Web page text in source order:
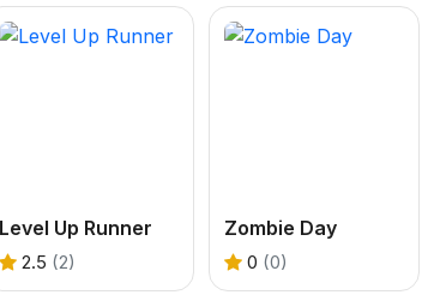
Level Up Runner
2.5 (2)
Zombie Day
0 (0)